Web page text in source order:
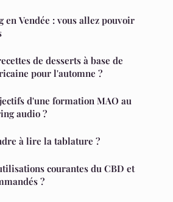
en Vendée : vous allez pouvoir
de desserts à base de
pour l'automne ?
d'une formation MAO au
audio ?
à lire la tablature ?
courantes du CBD et
?